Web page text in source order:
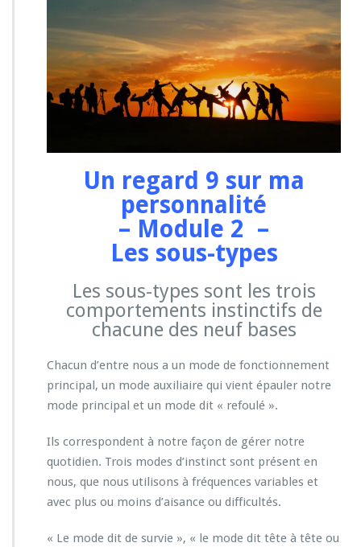
Un regard 9 sur ma
personnalité
– Module 2 –
Les sous-types
Les sous-types sont les trois
comportements instinctifs de
chacune des neuf bases
Chacun d’entre nous a un mode de fonctionnement
principal, un mode auxiliaire qui vient épauler notre
mode principal et un mode dit « refoulé ».
Ils correspondent à notre façon de gérer notre
quotidien. Trois modes d’instinct sont présent en
nous, que nous utilisons à fréquences variables et
avec plus ou moins d’aisance ou difficultés.
« Le mode dit de survie », « le mode dit tête à tête ou